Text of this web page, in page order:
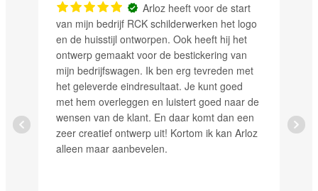
Arloz heeft voor de start
van mijn bedrijf RCK schilderwerken het logo
en de huisstijl ontworpen. Ook heeft hij het
ontwerp gemaakt voor de bestickering van
mijn bedrijfswagen. Ik ben erg tevreden met
het geleverde eindresultaat. Je kunt goed
met hem overleggen en luistert goed naar de
wensen van de klant. En daar komt dan een
zeer creatief ontwerp uit! Kortom ik kan Arloz
alleen maar aanbevelen.